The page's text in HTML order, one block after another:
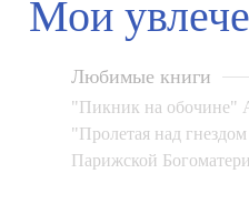
Мои
Любимые книги
"Пикник на обочине"
"Пролетая над
Парижской